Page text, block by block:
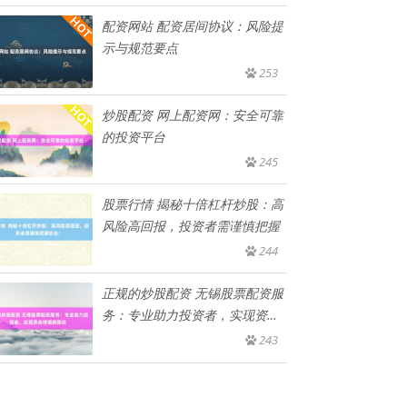
配资网站 配资居间协议：风险提
示与规范要点
253
炒股配资 网上配资网：安全可靠
的投资平台
245
股票行情 揭秘十倍杠杆炒股：高
风险高回报，投资者需谨慎把握
244
正规的炒股配资 无锡股票配资服
务：专业助力投资者，实现资金
243